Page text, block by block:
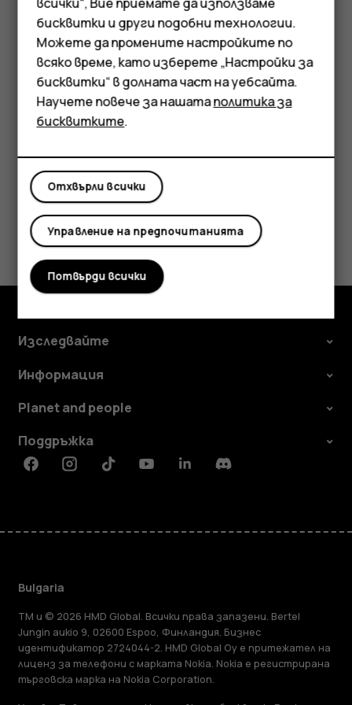
Мобилни телефони
Аксесоари
Таблети
Можете да се обаждате на контакт директно от
списъка с контакти.
Натиснете клавиша за превъртане и изберете
Превъртете до контакт и натиснете
Полезен ли беше този отговор?
Да Не
Изследвайте
Информация
Planet and people
Поддръжка
FacebookInstagramTiktokYoutubeLinkedinDiscord
Bulgaria
TM и © 2026 HMD Global. Всички права запазени. Bertel
Jungin aukio 9, 02600 Espoo, Финландия. Бизнес
идентификатор 2724044-2. HMD Global Oy е притежател на
лиценз за телефони с марката Nokia. Nokia е регистрирана
търговска марка на Nokia Corporation.
бисквитки и други подобни технологии.
Можете да промените настройките по
всяко време, като изберете „Настройки за
бисквитки“ в долната част на уебсайта.
Научете повече за нашатаполитика за
бисквитките.
Отхвърли всички
Управление на предпочитанията
Потвърди всички